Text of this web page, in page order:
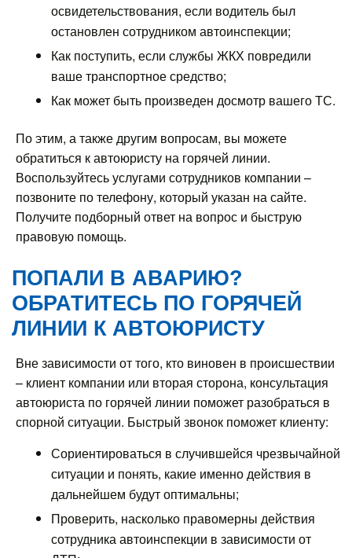
освидетельствования, если водитель был
остановлен сотрудником автоинспекции;
Как поступить, если службы ЖКХ повредили
ваше транспортное средство;
Как может быть произведен досмотр вашего ТС.
По этим, а также другим вопросам, вы можете
обратиться к автоюристу на горячей линии.
Воспользуйтесь услугами сотрудников компании –
позвоните по телефону, который указан на сайте.
Получите подборный ответ на вопрос и быструю
правовую помощь.
ПОПАЛИ В АВАРИЮ?
ОБРАТИТЕСЬ ПО ГОРЯЧЕЙ
ЛИНИИ К АВТОЮРИСТУ
Вне зависимости от того, кто виновен в происшествии
– клиент компании или вторая сторона, консультация
автоюриста по горячей линии поможет разобраться в
спорной ситуации. Быстрый звонок поможет клиенту:
Сориентироваться в случившейся чрезвычайной
ситуации и понять, какие именно действия в
дальнейшем будут оптимальны;
Проверить, насколько правомерны действия
сотрудника автоинспекции в зависимости от